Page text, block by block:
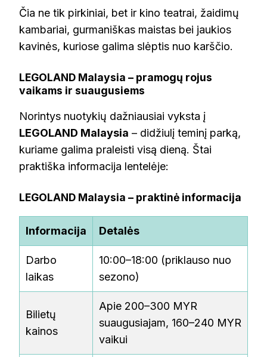
Čia ne tik pirkiniai, bet ir kino teatrai, žaidimų
kambariai, gurmaniškas maistas bei jaukios
kavinės, kuriose galima slėptis nuo karščio.
LEGOLAND Malaysia – pramogų rojus
vaikams ir suaugusiems
Norintys nuotykių dažniausiai vyksta į
LEGOLAND Malaysia – didžiulį teminį parką,
kuriame galima praleisti visą dieną. Štai
praktiška informacija lentelėje:
LEGOLAND Malaysia – praktinė informacija
Informacija Detalės
Darbo
laikas
10:00–18:00 (priklauso nuo
sezono)
Bilietų
kainos
Apie 200–300 MYR
suaugusiajam, 160–240 MYR
vaikui